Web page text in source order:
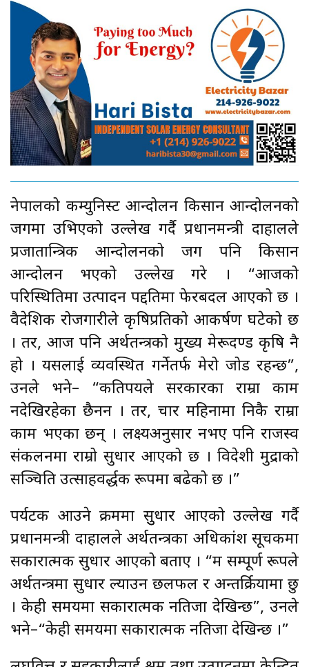
नेपालको कम्युनिस्ट आन्दोलन किसान आन्दोलनको
जगमा उभिएको उल्लेख गर्दै प्रधानमन्त्री दाहालले
प्रजातान्त्रिक आन्दोलनको जग पनि किसान
आन्दोलन भएको उल्लेख गरे । “आजको
परिस्थितिमा उत्पादन पद्दतिमा फेरबदल आएको छ ।
वैदेशिक रोजगारीले कृषिप्रतिको आकर्षण घटेको छ
। तर, आज पनि अर्थतन्त्रको मुख्य मेरूदण्ड कृषि नै
हो । यसलाई व्यवस्थित गर्नेतर्फ मेरो जोड रहन्छ”,
उनले भने– “कतिपयले सरकारका राम्रा काम
नदेखिरहेका छैनन । तर, चार महिनामा निकै राम्रा
काम भएका छन् । लक्ष्यअनुसार नभए पनि राजस्व
संकलनमा राम्रो सुधार आएको छ । विदेशी मुद्राको
सञ्चिति उत्साहवर्द्धक रूपमा बढेको छ ।”
पर्यटक आउने क्रममा सुुधार आएको उल्लेख गर्दै
प्रधानमन्त्री दाहालले अर्थतन्त्रका अधिकांश सूचकमा
सकारात्मक सुधार आएको बताए । “म सम्पूर्ण रूपले
अर्थतन्त्रमा सुधार ल्याउन छलफल र अन्तर्क्रियामा छु
। केही समयमा सकारात्मक नतिजा देखिन्छ”, उनले
भने–“केही समयमा सकारात्मक नतिजा देखिन्छ ।”